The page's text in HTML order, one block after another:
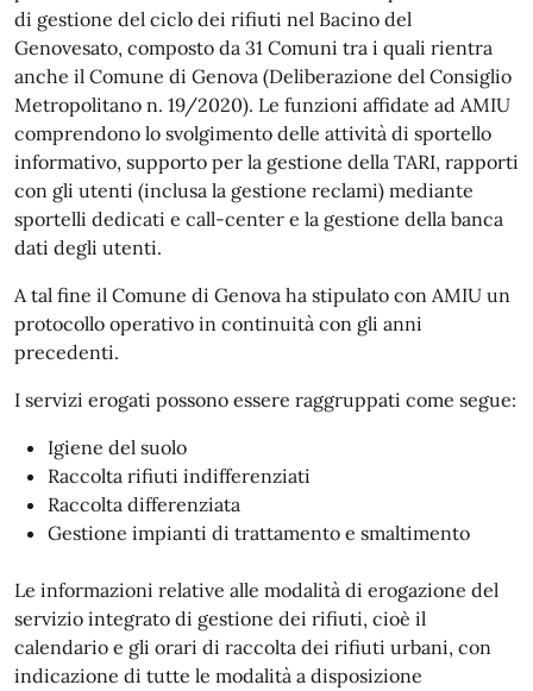
di gestione del ciclo dei rifiuti nel Bacino del
Genovesato, composto da 31 Comuni tra i quali rientra
anche il Comune di Genova (Deliberazione del Consiglio
Metropolitano n. 19/2020). Le funzioni affidate ad AMIU
comprendono lo svolgimento delle attività di sportello
informativo, supporto per la gestione della TARI, rapporti
con gli utenti (inclusa la gestione reclami) mediante
sportelli dedicati e call-center e la gestione della banca
dati degli utenti.
A tal fine il Comune di Genova ha stipulato con AMIU un
protocollo operativo in continuità con gli anni
precedenti.
I servizi erogati possono essere raggruppati come segue:
Igiene del suolo
Raccolta rifiuti indifferenziati
Raccolta differenziata
Gestione impianti di trattamento e smaltimento
Le informazioni relative alle modalità di erogazione del
servizio integrato di gestione dei rifiuti, cioè il
calendario e gli orari di raccolta dei rifiuti urbani, con
indicazione di tutte le modalità a disposizione